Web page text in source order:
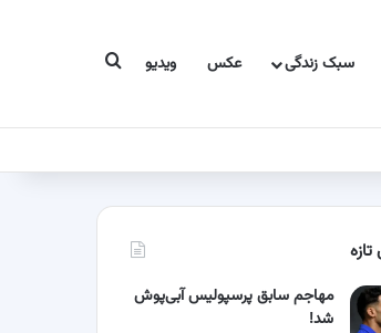
سبک زندگی عکس ویدیو جستجو برای
مهاجم سابق پرسپولیس آبی‌پوش
شد!